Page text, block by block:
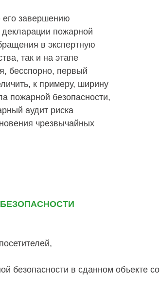
завершению
пожарной
в экспертную
так и на этапе
бесспорно, первый
к примеру, ширину
пожарной безопасности,
аудит риска
чрезвычайных
безопасности в сданном объекте со